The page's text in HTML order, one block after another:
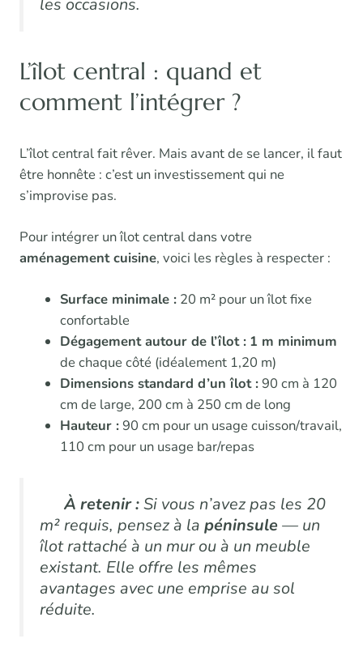
les occasions.
L’îlot central : quand et
comment l’intégrer ?
L’îlot central fait rêver. Mais avant de se lancer, il faut
être honnête : c’est un investissement qui ne
s’improvise pas.
Pour intégrer un îlot central dans votre
aménagement cuisine, voici les règles à respecter :
Surface minimale :20 m² pour un îlot fixe
confortable
Dégagement autour de l’îlot : 1 m minimum
de chaque côté (idéalement 1,20 m)
Dimensions standard d’un îlot :90 cm à 120
cm de large, 200 cm à 250 cm de long
Hauteur :90 cm pour un usage cuisson/travail,
110 cm pour un usage bar/repas
À retenir :Si vous n’avez pas les 20
m² requis, pensez à la péninsule— un
îlot rattaché à un mur ou à un meuble
existant. Elle offre les mêmes
avantages avec une emprise au sol
réduite.